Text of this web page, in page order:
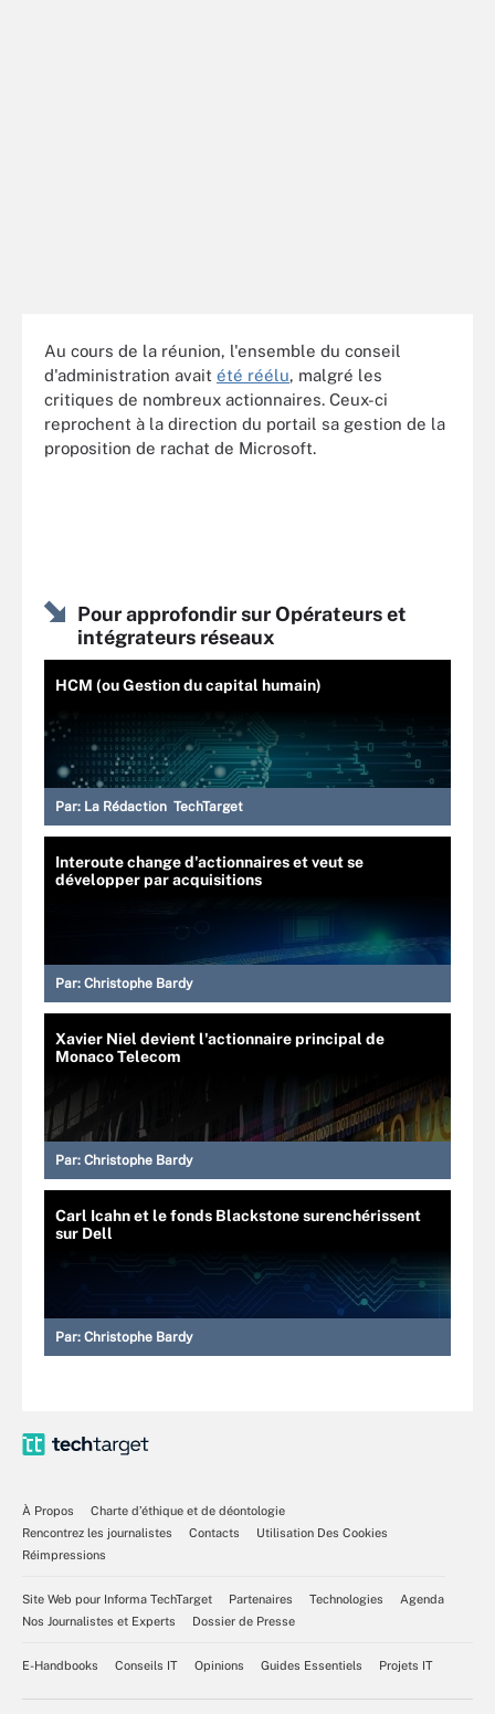
Au cours de la réunion, l'ensemble du conseil
d'administration avait été réélu, malgré les
critiques de nombreux actionnaires. Ceux-ci
reprochent à la direction du portail sa gestion de la
proposition de rachat de Microsoft.
Pour approfondir sur Opérateurs et
intégrateurs réseaux
HCM (ou Gestion du capital humain)
Par: La Rédaction TechTarget
Interoute change d'actionnaires et veut se
développer par acquisitions
Par: Christophe Bardy
Xavier Niel devient l'actionnaire principal de
Monaco Telecom
Par: Christophe Bardy
Carl Icahn et le fonds Blackstone surenchérissent
sur Dell
Par: Christophe Bardy
À Propos
Charte d’éthique et de déontologie
Rencontrez les journalistes
Contacts
Utilisation Des Cookies
Réimpressions
Site Web pour Informa TechTarget Partenaires Technologies
Agenda
Nos Journalistes et Experts
Dossier de Presse
E-Handbooks Conseils IT Opinions Guides Essentiels Projets IT